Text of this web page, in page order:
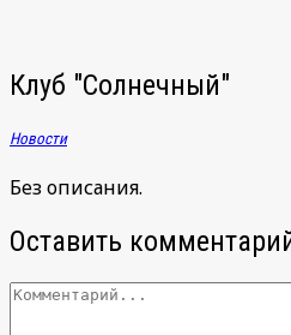
Клуб "Солнечный"
Новости
Без описания.
Оставить